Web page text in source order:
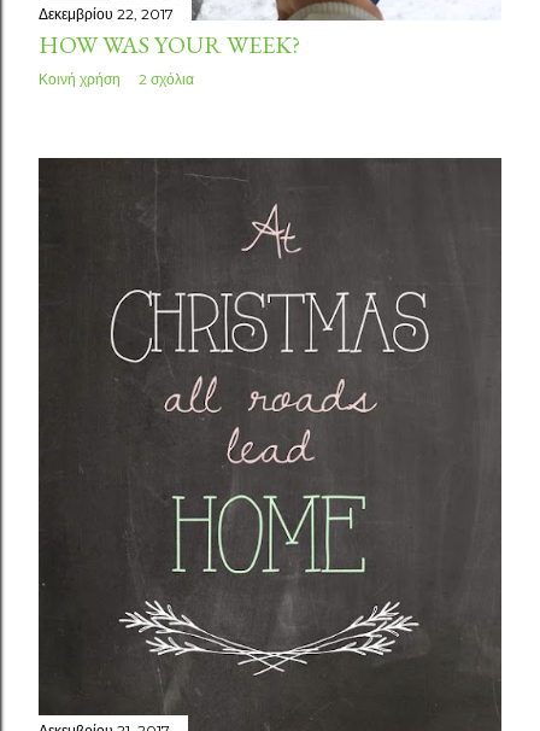
Δεκεμβρίου 22, 2017
HOW WAS YOUR WEEK?
Κοινή χρήση 2 σχόλια